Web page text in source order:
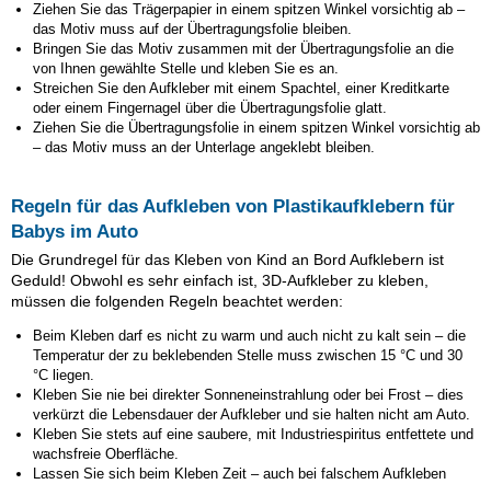
Ziehen Sie das Trägerpapier in einem spitzen Winkel vorsichtig ab –
das Motiv muss auf der Übertragungsfolie bleiben.
Bringen Sie das Motiv zusammen mit der Übertragungsfolie an die
von Ihnen gewählte Stelle und kleben Sie es an.
Streichen Sie den Aufkleber mit einem Spachtel, einer Kreditkarte
oder einem Fingernagel über die Übertragungsfolie glatt.
Ziehen Sie die Übertragungsfolie in einem spitzen Winkel vorsichtig ab
– das Motiv muss an der Unterlage angeklebt bleiben.
Regeln für das Aufkleben von Plastikaufklebern für
Babys im Auto
Die Grundregel für das Kleben von Kind an Bord Aufklebern ist
Geduld! Obwohl es sehr einfach ist, 3D-Aufkleber zu kleben,
müssen die folgenden Regeln beachtet werden:
Beim Kleben darf es nicht zu warm und auch nicht zu kalt sein – die
Temperatur der zu beklebenden Stelle muss zwischen 15 °C und 30
°C liegen.
Kleben Sie nie bei direkter Sonneneinstrahlung oder bei Frost – dies
verkürzt die Lebensdauer der Aufkleber und sie halten nicht am Auto.
Kleben Sie stets auf eine saubere, mit Industriespiritus entfettete und
wachsfreie Oberfläche.
Lassen Sie sich beim Kleben Zeit – auch bei falschem Aufkleben